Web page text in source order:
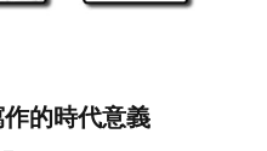
的時代意義